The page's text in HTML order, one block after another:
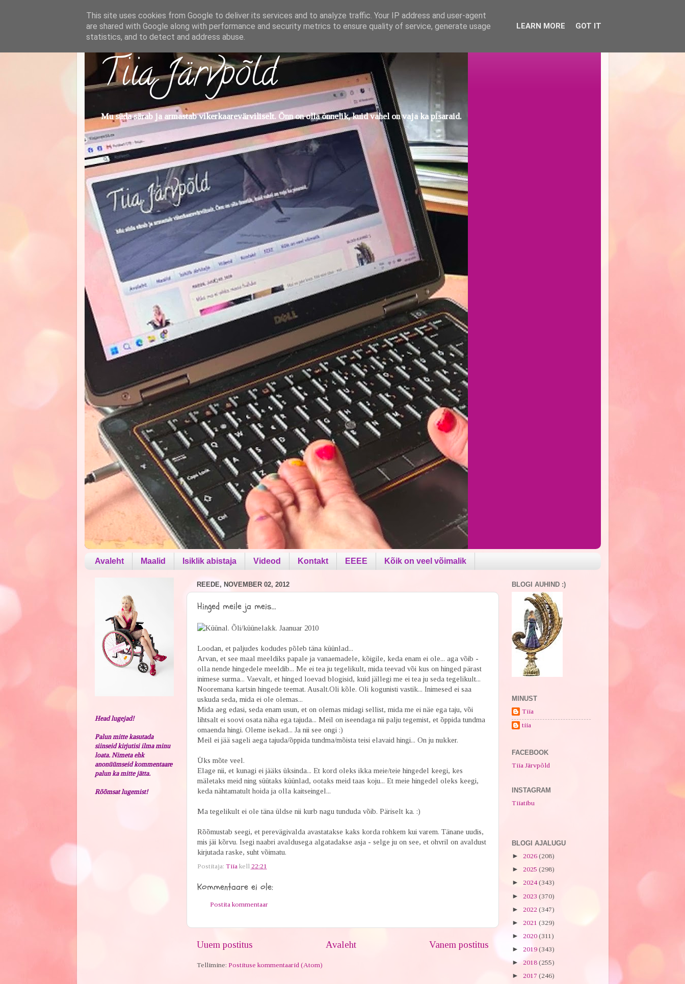
Tiia Järvpõld
Mu süda särab ja armastab vikerkaarevärviliselt. Õnn on olla õnnelik, kuid vahel on vaja ka pisaraid.
Avaleht Maalid Isiklik abistaja Videod Kontakt EEEE Kõik on veel võimalik
REEDE, NOVEMBER 02, 2012
Hinged meile ja meis...
Loodan, et paljudes kodudes põleb täna küünlad...
Arvan, et see maal meeldiks papale ja vanaemadele, kõigile, keda enam ei ole... aga võib -
olla nende hingedele meeldib... Me ei tea ju tegelikult, mida teevad või kus on hinged pärast
inimese surma... Vaevalt, et hinged loevad blogisid, kuid jällegi me ei tea ju seda tegelikult...
Nooremana kartsin hingede teemat. Ausalt.Oli kõle. Oli kogunisti vastik... Inimesed ei saa
uskuda seda, mida ei ole olemas...
Mida aeg edasi, seda enam usun, et on olemas midagi sellist, mida me ei näe ega taju, või
lihtsalt ei soovi osata näha ega tajuda... Meil on iseendaga nii palju tegemist, et õppida tundma
omaenda hingi. Oleme isekad... Ja nii see ongi :)
Meil ei jää sageli aega tajuda/õppida tundma/mõista teisi elavaid hingi... On ju nukker.
Üks mõte veel.
Elage nii, et kunagi ei jääks üksinda... Et kord oleks ikka meie/teie hingedel keegi, kes
mäletaks meid ning süütaks küünlad, ootaks meid taas koju... Et meie hingedel oleks keegi,
keda nähtamatult hoida ja olla kaitseingel...
Ma tegelikult ei ole täna üldse nii kurb nagu tunduda võib. Päriselt ka. :)
Rõõmustab seegi, et perevägivalda avastatakse kaks korda rohkem kui varem. Tänane uudis,
mis jäi kõrvu. Isegi naabri avaldusega algatadakse asja - selge ju on see, et ohvril on avaldust
kirjutada raske, suht võimatu.
Postitaja: Tiia kell 22:21
Kommentaare ei ole:
Postita kommentaar
Uuem postitus Vanem postitus
Avaleht
Tellimine: Postituse kommentaarid (Atom)
Head lugejad!
Palun mitte kasutada
siinseid kirjutisi ilma minu
loata. Nimeta ehk
anonüümseid kommentaare
palun ka mitte jätta.
Rõõmsat lugemist!
BLOGI AUHIND :)
MINUST
Tiia
tiia
FACEBOOK
Tiia Järvpõld
INSTAGRAM
Tiiatibu
BLOGI AJALUGU
► 2026 (208)
► 2025 (298)
► 2024(343)
► 2023 (370)
► 2022 (347)
► 2021 (329)
► 2020 (311)
► 2019 (343)
► 2018 (255)
► 2017 (246)
This site uses cookies from Google to deliver its services and to analyze traffic. Your IP address and user-agent
are shared with Google along with performance and security metrics to ensure quality of service, generate usage
statistics, and to detect and address abuse.
LEARN MORE GOT IT